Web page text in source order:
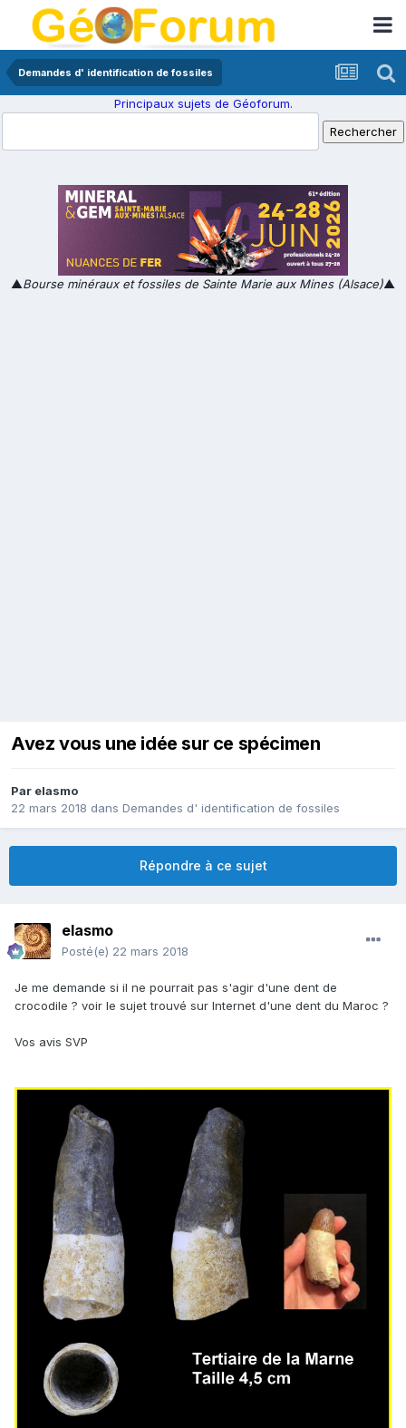
Demandes d' identification de fossiles
Principaux sujets de Géoforum.
▲Bourse minéraux et fossiles de Sainte Marie aux Mines (Alsace)▲
Avez vous une idée sur ce spécimen
Par elasmo
22 mars 2018 dans Demandes d' identification de fossiles
Répondre à ce sujet
elasmo
Posté(e) 22 mars 2018
Je me demande si il ne pourrait pas s'agir d'une dent de
crocodile ? voir le sujet trouvé sur Internet d'une dent du Maroc ?
Vos avis SVP